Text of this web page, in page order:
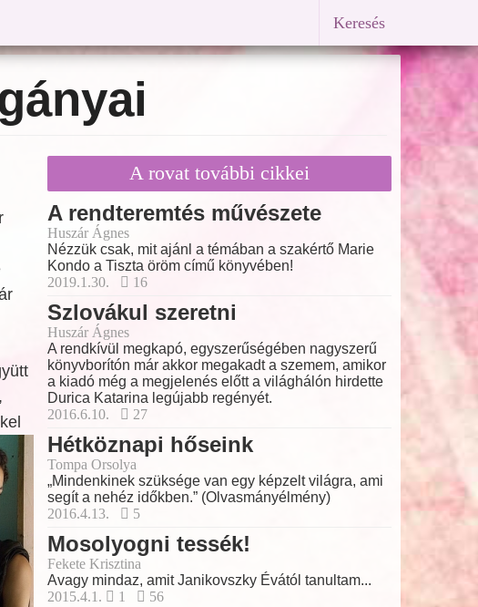
Keresés
A rovat további cikkei
A rendteremtés művészete
Huszár Ágnes
Nézzük csak, mit ajánl a témában a szakértő Marie
Kondo a Tiszta öröm című könyvében!
2019.1.30.
16
Szlovákul szeretni
Huszár Ágnes
A rendkívül megkapó, egyszerűségében nagyszerű
könyvborítón már akkor megakadt a szemem, amikor
a kiadó még a megjelenés előtt a világhálón hirdette
Durica Katarina legújabb regényét.
2016.6.10.
27
Hétköznapi hőseink
Tompa Orsolya
„Mindenkinek szüksége van egy képzelt világra, ami
segít a nehéz időkben.” (Olvasmányélmény)
2016.4.13.
5
Mosolyogni tessék!
Fekete Krisztina
Avagy mindaz, amit Janikovszky Évától tanultam...
2015.4.1.
1 56